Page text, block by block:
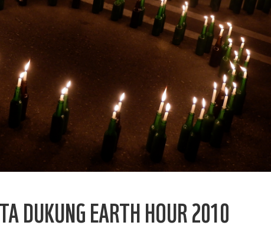
DUKUNG EARTH HOUR 2010